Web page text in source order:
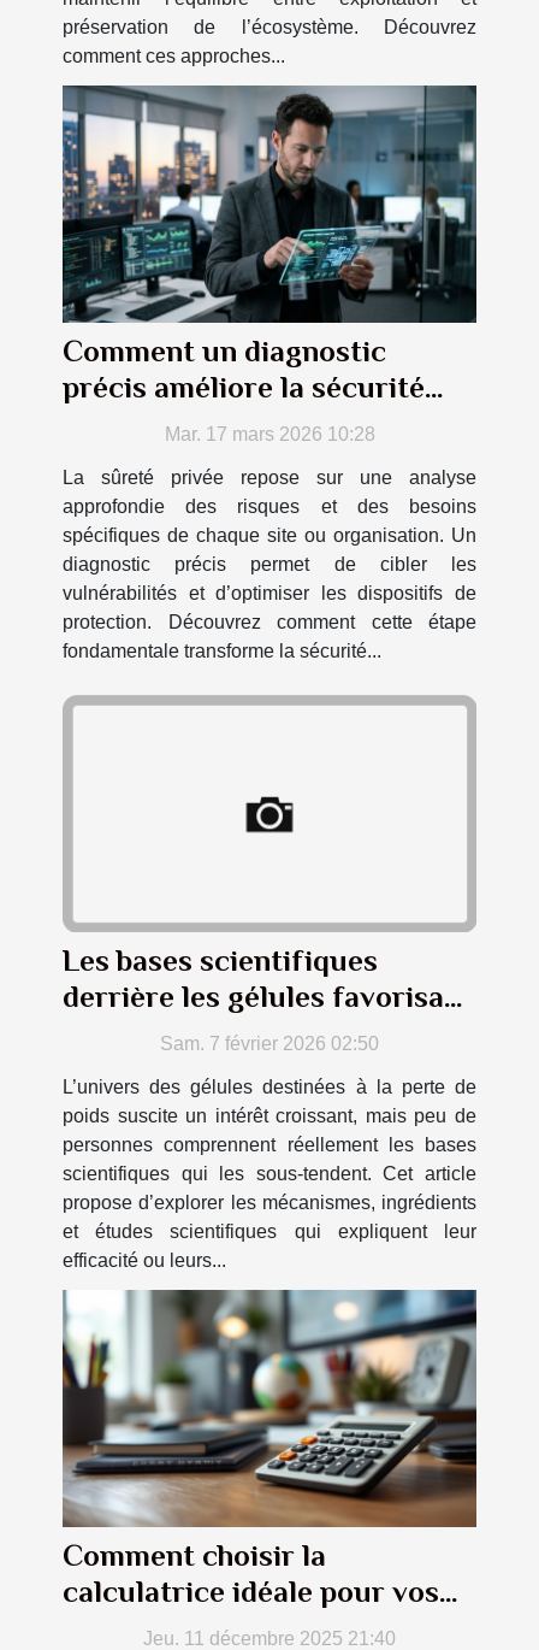
préservation de l’écosystème. Découvrez
comment ces approches...
Comment un diagnostic
précis améliore la sécurité
privée ?Mar. 17 mars 2026 10:28
La sûreté privée repose sur une analyse
approfondie des risques et des besoins
spécifiques de chaque site ou organisation. Un
diagnostic précis permet de cibler les
vulnérabilités et d’optimiser les dispositifs de
protection. Découvrez comment cette étape
fondamentale transforme la sécurité...
Les bases scientifiques
derrière les gélules favorisant
la perte de poids
Sam. 7 février 2026 02:50
L’univers des gélules destinées à la perte de
poids suscite un intérêt croissant, mais peu de
personnes comprennent réellement les bases
scientifiques qui les sous-tendent. Cet article
propose d’explorer les mécanismes, ingrédients
et études scientifiques qui expliquent leur
efficacité ou leurs...
Comment choisir la
calculatrice idéale pour vos
études supérieures ?
Jeu. 11 décembre 2025 21:40